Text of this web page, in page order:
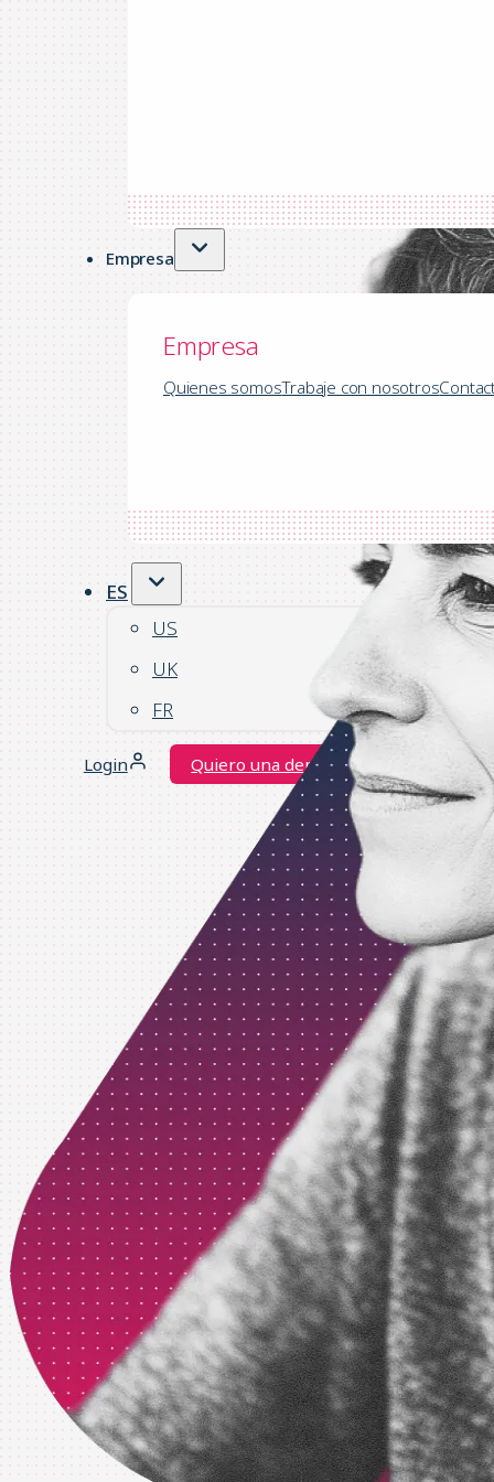
Empresa
Empresa
Quienes somosTrabaje con nosotros
ES
US
UK
FR
Login Quiero una demo